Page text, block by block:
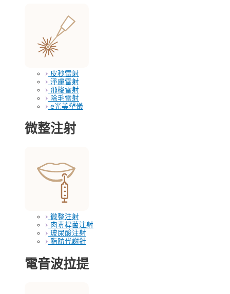
皮秒雷射
淨膚雷射
飛梭雷射
除毛雷射
e光美塑儀
微整注射
微整注射
肉毒桿菌注射
玻尿酸注射
脂肪代謝針
電音波拉提